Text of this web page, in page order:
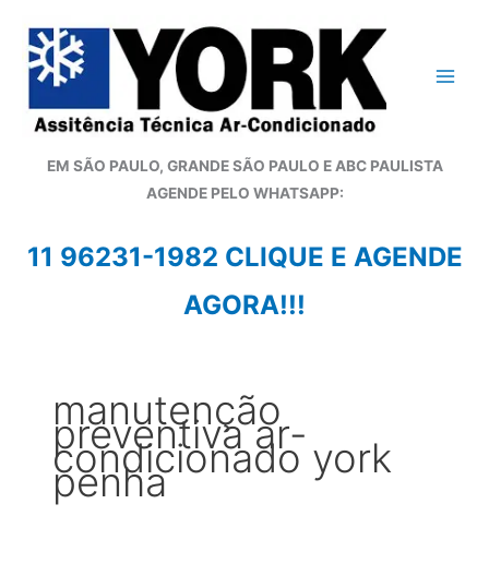
para
conteúdo
EM SÃO PAULO, GRANDE SÃO PAULO E ABC PAULISTA
AGENDE PELO WHATSAPP:
11 96231-1982 CLIQUE E AGENDE
AGORA!!!
manutenção
preventiva ar-
condicionado york
penha